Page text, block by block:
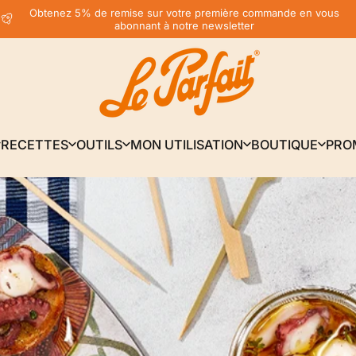
Obtenez 5% de remise sur votre première commande en vous
abonnant à notre newsletter
Diaporama Pause
LE PARFAIT® | BOUTIQUE OFFICIELLE
RECETTES
RECETTES
OUTILS
OUTILS
MON UTILISATION
MON UTILISATION
BOUTIQUE
BOUTIQUE